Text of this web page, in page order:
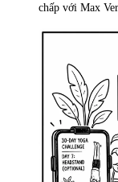
chấp với Max